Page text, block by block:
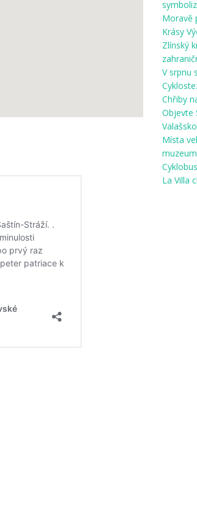
Moravě
Krásy
Zlínský
V srpnu
Chřiby
Objevte
Místa
La Villa